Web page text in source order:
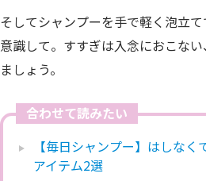
そしてシャンプーを手で軽く泡立
意識して。すすぎは入念におこな
ましょう。
合わせて読みたい
【毎日シャンプー】はしな
アイテム2選